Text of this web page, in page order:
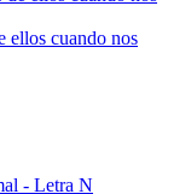
ellos cuando nos